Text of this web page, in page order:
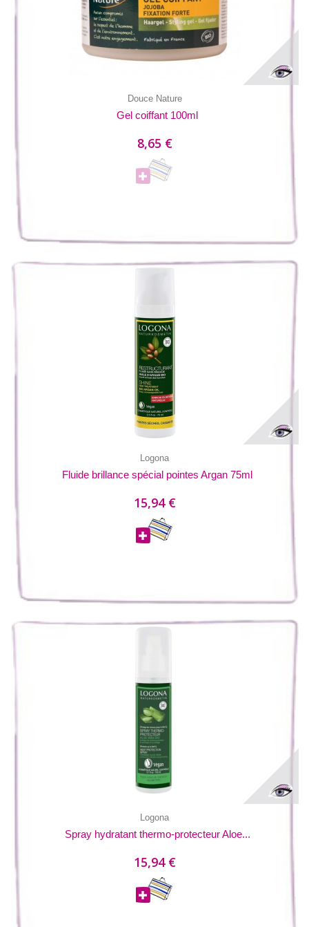
Douce Nature
Gel coiffant 100ml
8,65 €
Logona
Fluide brillance spécial pointes Argan 75ml
15,94 €
Logona
Spray hydratant thermo-protecteur Aloe...
15,94 €